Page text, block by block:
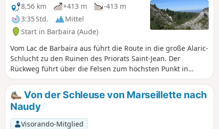
8,56 km
+413 m
-413 m
3:35 Std.
Mittel
Start in Barbaira (Aude)
Vom Lac de Barbaira aus führt die Route in die große Alaric-
Schlucht zu den Ruinen des Priorats Saint-Jean. Der
Rückweg führt über die Felsen zum höchsten Punkt in
Cachoche, von wo aus man einen schönen Blick auf die
Pyrenäen, insbesondere den Pic du Canigou, hat. Oberhalb
der Felsen führt die Route über eine im Frühling blühende
Ebene. Der Abstieg auf der Nordseite bietet einen schönen
Blick auf Capendu.
Von der Schleuse von Marseillette nach
Naudy
Visorando-Mitglied